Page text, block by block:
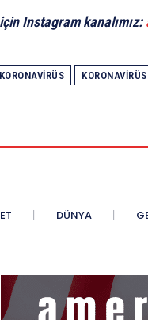
Instagram kanalımız:
KORONAVIRÜS
DÜNYA